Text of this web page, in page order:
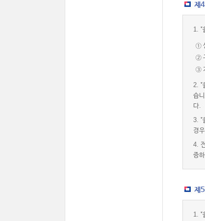
제
1. "
①
②
③
2. "
습
다.
3. "
경
4.
증
제
1. "